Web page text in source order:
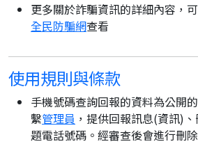
更多關於詐騙資訊的詳細內容，
全民防騙網查看
使用規則與條款
手機號碼查詢回報的資料為公開
繫管理員 ，提供回報訊息(資訊)
題電話號碼。經審查後會進行刪除